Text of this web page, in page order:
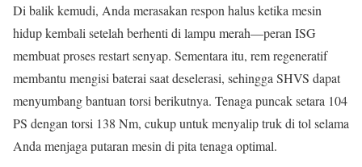
Di balik kemudi, Anda merasakan respon halus ketika mesin
hidup kembali setelah berhenti di lampu merah—peran ISG
membuat proses restart senyap. Sementara itu, rem regeneratif
membantu mengisi baterai saat deselerasi, sehingga SHVS dapat
menyumbang bantuan torsi berikutnya. Tenaga puncak setara 104
PS dengan torsi 138 Nm, cukup untuk menyalip truk di tol selama
Anda menjaga putaran mesin di pita tenaga optimal.